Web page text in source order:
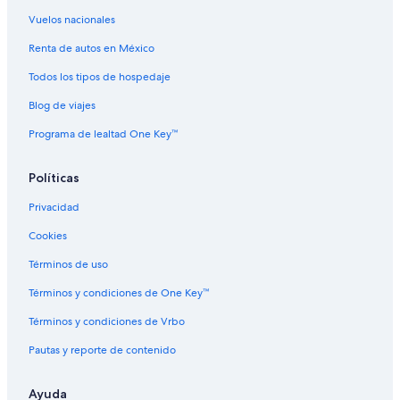
a
h
l
b
A
a
u
c
o
c
p
l
o
s
a
r
a
y
r
H
t
l
,
d
a
a
y
N
e
r
c
p
Vuelos nacionales
Renta de autos en México
Todos los tipos de hospedaje
Blog de viajes
Programa de lealtad One Key™
Políticas
Privacidad
Cookies
Términos de uso
Términos y condiciones de One Key™
Términos y condiciones de Vrbo
Pautas y reporte de contenido
Ayuda